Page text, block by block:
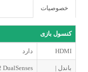
خصوصیات
کنسول بازی
HDMI دارد
باندل |
DualSenses